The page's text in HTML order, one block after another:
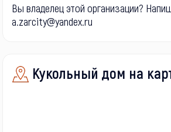
Вы владелец этой организации?
a.zarcity@yandex.ru
Кукольный дом на